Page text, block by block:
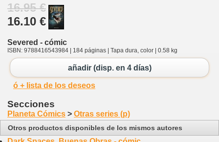
16.95 €
16.10 €
Severed - cómic
ISBN: 9788416543984 | 184 páginas | Tapa dura, color | 0.58 kg
añadir (disp. en 4 días)
ó + lista de los deseos
Secciones
Planeta Cómics > Otras series (p)
Otros productos disponibles de los mismos autores